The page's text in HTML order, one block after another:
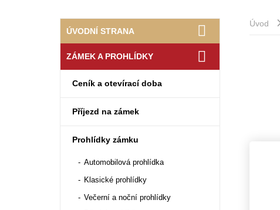
Úvod
ÚVODNÍ STRANA
ZÁMEK A PROHLÍDKY
Ceník a otevírací doba
Příjezd na zámek
Prohlídky zámku
Automobilová prohlídka
Klasické prohlídky
Večerní a noční prohlídky